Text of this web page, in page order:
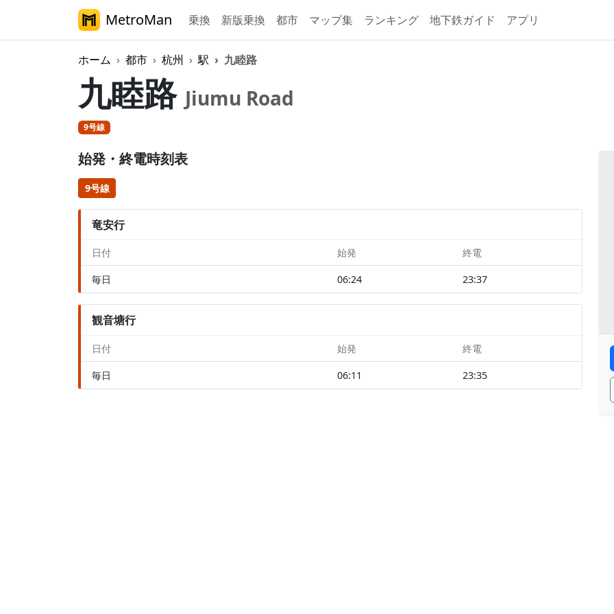
MetroMan 乗換 新版乗換 都市 マップ集 ランキング 地下鉄ガイド アプリ
ホーム 都市 杭州 駅 九睦路
九睦路 Jiumu Road
9号線
始発・終電時刻表
9号線
竜安行
日付 始発 終電
毎日 06:24 23:37
観音塘行
日付 始発 終電
毎日 06:11 23:35